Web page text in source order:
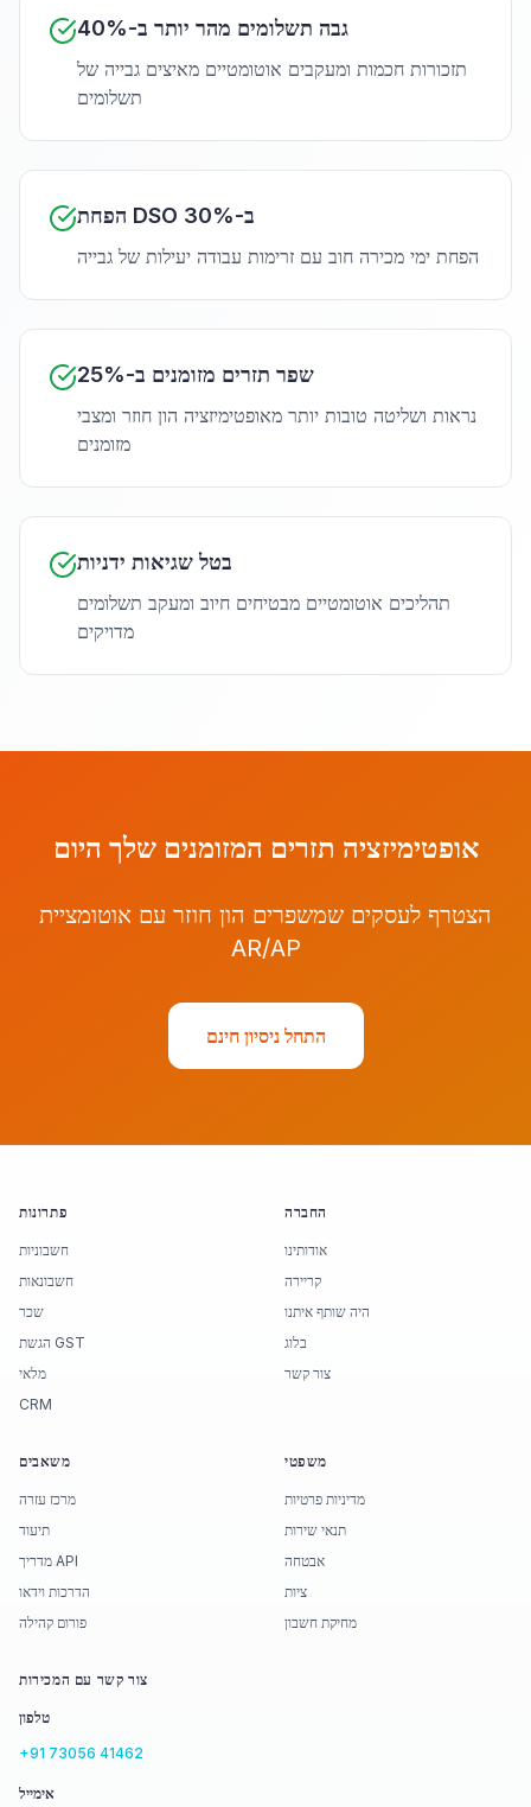
גבה תשלומים מהר יותר ב-40%
תזכורות חכמות ומעקבים אוטומטיים מאיצים גבייה של
תשלומים
הפחת DSO ב-30%
הפחת ימי מכירה חוב עם זרימות עבודה יעילות של גבייה
שפר תזרים מזומנים ב-25%
נראות ושליטה טובות יותר מאופטימיזציה הון חוזר ומצבי
מזומנים
בטל שגיאות ידניות
תהליכים אוטומטיים מבטיחים חיוב ומעקב תשלומים
מדויקים
אופטימיזציה תזרים המזומנים שלך היום
הצטרף לעסקים שמשפרים הון חוזר עם אוטומציית
AR/AP
התחל ניסיון חינם
פתרונות
חשבוניות
חשבונאות
שכר
הגשת GST
מלאי
CRM
החברה
אודותינו
קריירה
היה שותף איתנו
בלוג
צור קשר
משאבים
מרכז עזרה
תיעוד
מדריך API
הדרכות וידאו
פורום קהילה
משפטי
מדיניות פרטיות
תנאי שירות
אבטחה
ציות
מחיקת חשבון
צור קשר עם המכירות
טלפון
+91 73056 41462
אימייל